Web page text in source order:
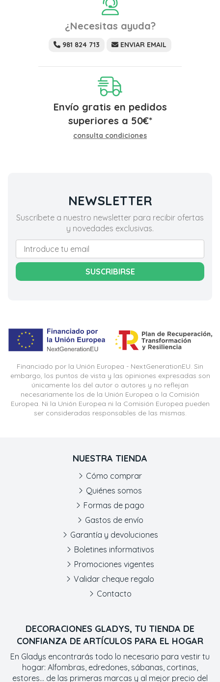
¿Necesitas ayuda?
981 824 713 ENVIAR EMAIL
Envío gratis en pedidos
superiores a 50€*
consulta condiciones
NEWSLETTER
Suscríbete a nuestro newsletter para recibir ofertas
y novedades exclusivas.
SUSCRIBIRSE
Financiado por la Unión Europea - NextGenerationEU. Sin
embargo, los puntos de vista y las opiniones expresadas son
únicamente los del autor o autores y no reflejan
necesariamente los de la Unión Europea o la Comisión
Europea. Ni la Unión Europea ni la Comisión Europea pueden
ser consideradas responsables de las mismas.
DECORACIONES GLADYS, TU TIENDA DE
CONFIANZA DE ARTÍCULOS PARA EL HOGAR
En Gladys encontrarás todo lo necesario para vestir tu
hogar: Alfombras, edredones, sábanas, cortinas,
estores... de las primeras marcas y al mejor precio del
NUESTRA TIENDA
Cómo comprar
Quiénes somos
Formas de pago
Gastos de envío
Garantía y devoluciones
Boletines informativos
Promociones vigentes
Validar cheque regalo
Contacto